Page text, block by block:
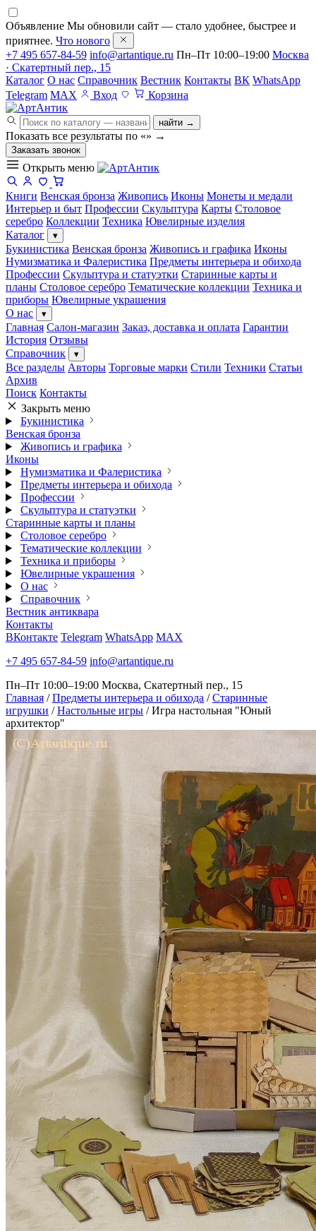
Объявление Мы обновили сайт — стало удобнее, быстрее и
приятнее. Что нового
+7 495 657-84-59 info@artantique.ru Пн–Пт 10:00–19:00 Москва
· Скатертный пер., 15
Каталог О нас Справочник Вестник Контакты ВК WhatsApp
Telegram MAX Вход Корзина
найти →
Показать все результаты по «» →
Заказать звонок
Открыть меню
Книги Венская бронза Живопись Иконы Монеты и медали
Интерьер и быт Профессии Скульптура Карты Столовое
серебро Коллекции Техника Ювелирные изделия
Каталог
▾
Букинистика Венская бронза Живопись и графика Иконы
Нумизматика и Фалеристика Предметы интерьера и обихода
Профессии Скульптура и статуэтки Старинные карты и
планы Столовое серебро Тематические коллекции Техника и
приборы Ювелирные украшения
О нас
▾
Главная Салон-магазин Заказ, доставка и оплата Гарантии
История Отзывы
Справочник
▾
Все разделы Авторы Торговые марки Стили Техники Статьи
Архив
Поиск Контакты
Закрыть меню
Букинистика
Венская бронза
Живопись и графика
Иконы
Нумизматика и Фалеристика
Предметы интерьера и обихода
Профессии
Скульптура и статуэтки
Старинные карты и планы
Столовое серебро
Тематические коллекции
Техника и приборы
Ювелирные украшения
О нас
Справочник
Вестник антиквара
Контакты
ВКонтакте Telegram WhatsApp MAX
+7 495 657-84-59 info@artantique.ru
Пн–Пт 10:00–19:00 Москва, Скатертный пер., 15
Главная / Предметы интерьера и обихода / Старинные
игрушки / Настольные игры / Игра настольная "Юный
архитектор"